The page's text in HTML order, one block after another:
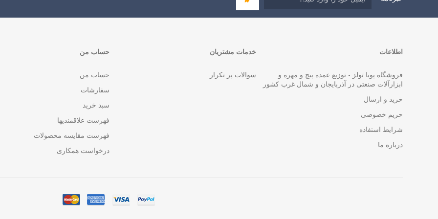
اطلاعات
فروشگاه پویا تولز - توزیع عمده پیچ و مهره و
ابزارآلات صنعتی در آذربایجان و شمال غرب کشور
خرید و ارسال
حریم خصوصی
شرایط استفاده
درباره ما
خدمات مشتریان
سوالات پر تکرار
حساب من
حساب من
سفارشات
سبد خرید
فهرست علاقمندیها
فهرست مقایسه محصولات
درخواست همکاری